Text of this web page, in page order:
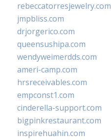
rebeccatorresjewelry.com
jmpbliss.com
drjorgerico.com
queensushipa.com
wendyweimerdds.com
ameri-camp.com
hrsreceivables.com
empconst1.com
cinderella-support.com
bigpinkrestaurant.com
inspirehuahin.com